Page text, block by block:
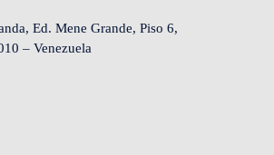
Ed. Mene Grande, Piso 6,
– Venezuela